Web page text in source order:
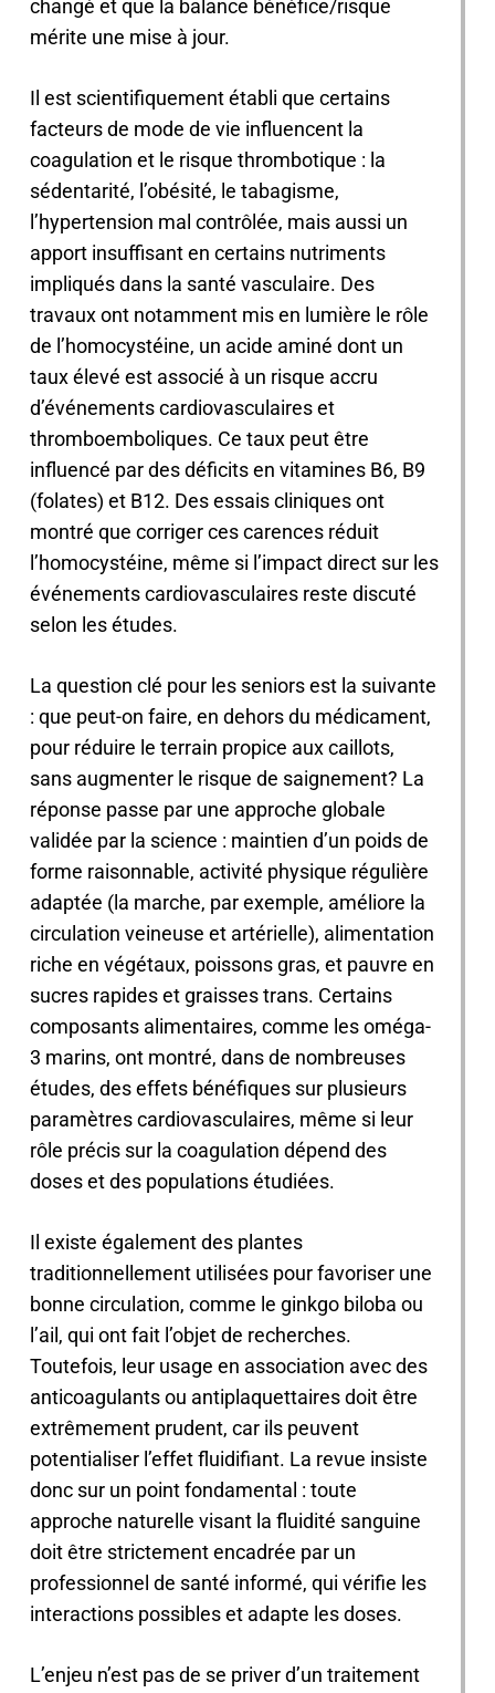
changé et que la balance bénéfice/risque
mérite une mise à jour.
Il est scientifiquement établi que certains
facteurs de mode de vie influencent la
coagulation et le risque thrombotique : la
sédentarité, l’obésité, le tabagisme,
l’hypertension mal contrôlée, mais aussi un
apport insuffisant en certains nutriments
impliqués dans la santé vasculaire. Des
travaux ont notamment mis en lumière le rôle
de l’homocystéine, un acide aminé dont un
taux élevé est associé à un risque accru
d’événements cardiovasculaires et
thromboemboliques. Ce taux peut être
influencé par des déficits en vitamines B6, B9
(folates) et B12. Des essais cliniques ont
montré que corriger ces carences réduit
l’homocystéine, même si l’impact direct sur les
événements cardiovasculaires reste discuté
selon les études.
La question clé pour les seniors est la suivante
: que peut-on faire, en dehors du médicament,
pour réduire le terrain propice aux caillots,
sans augmenter le risque de saignement? La
réponse passe par une approche globale
validée par la science : maintien d’un poids de
forme raisonnable, activité physique régulière
adaptée (la marche, par exemple, améliore la
circulation veineuse et artérielle), alimentation
riche en végétaux, poissons gras, et pauvre en
sucres rapides et graisses trans. Certains
composants alimentaires, comme les oméga-
3 marins, ont montré, dans de nombreuses
études, des effets bénéfiques sur plusieurs
paramètres cardiovasculaires, même si leur
rôle précis sur la coagulation dépend des
doses et des populations étudiées.
Il existe également des plantes
traditionnellement utilisées pour favoriser une
bonne circulation, comme le ginkgo biloba ou
l’ail, qui ont fait l’objet de recherches.
Toutefois, leur usage en association avec des
anticoagulants ou antiplaquettaires doit être
extrêmement prudent, car ils peuvent
potentialiser l’effet fluidifiant. La revue insiste
donc sur un point fondamental : toute
approche naturelle visant la fluidité sanguine
doit être strictement encadrée par un
professionnel de santé informé, qui vérifie les
interactions possibles et adapte les doses.
L’enjeu n’est pas de se priver d’un traitement